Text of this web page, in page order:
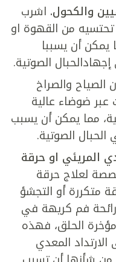
والكحول. اشرب
من القهوة او
يمكن أن يسببا
الصوتية.
الصياح والصراخ
ضوضاء عالية
مما يمكن أن يسبب
الصوتية.
المريئي او حرقة
لعلاج حرقة
متكررة أو التجشؤ
فم كريهة في
الحلق، فهذه
المعدي